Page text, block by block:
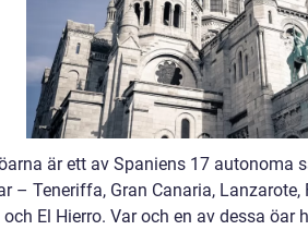
är ett av Spaniens 17 autonoma
– Teneriffa, Gran Canaria, Lanzarote,
och El Hierro. Var och en av dessa öar